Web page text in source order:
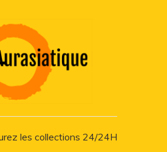
les collections 24/24H